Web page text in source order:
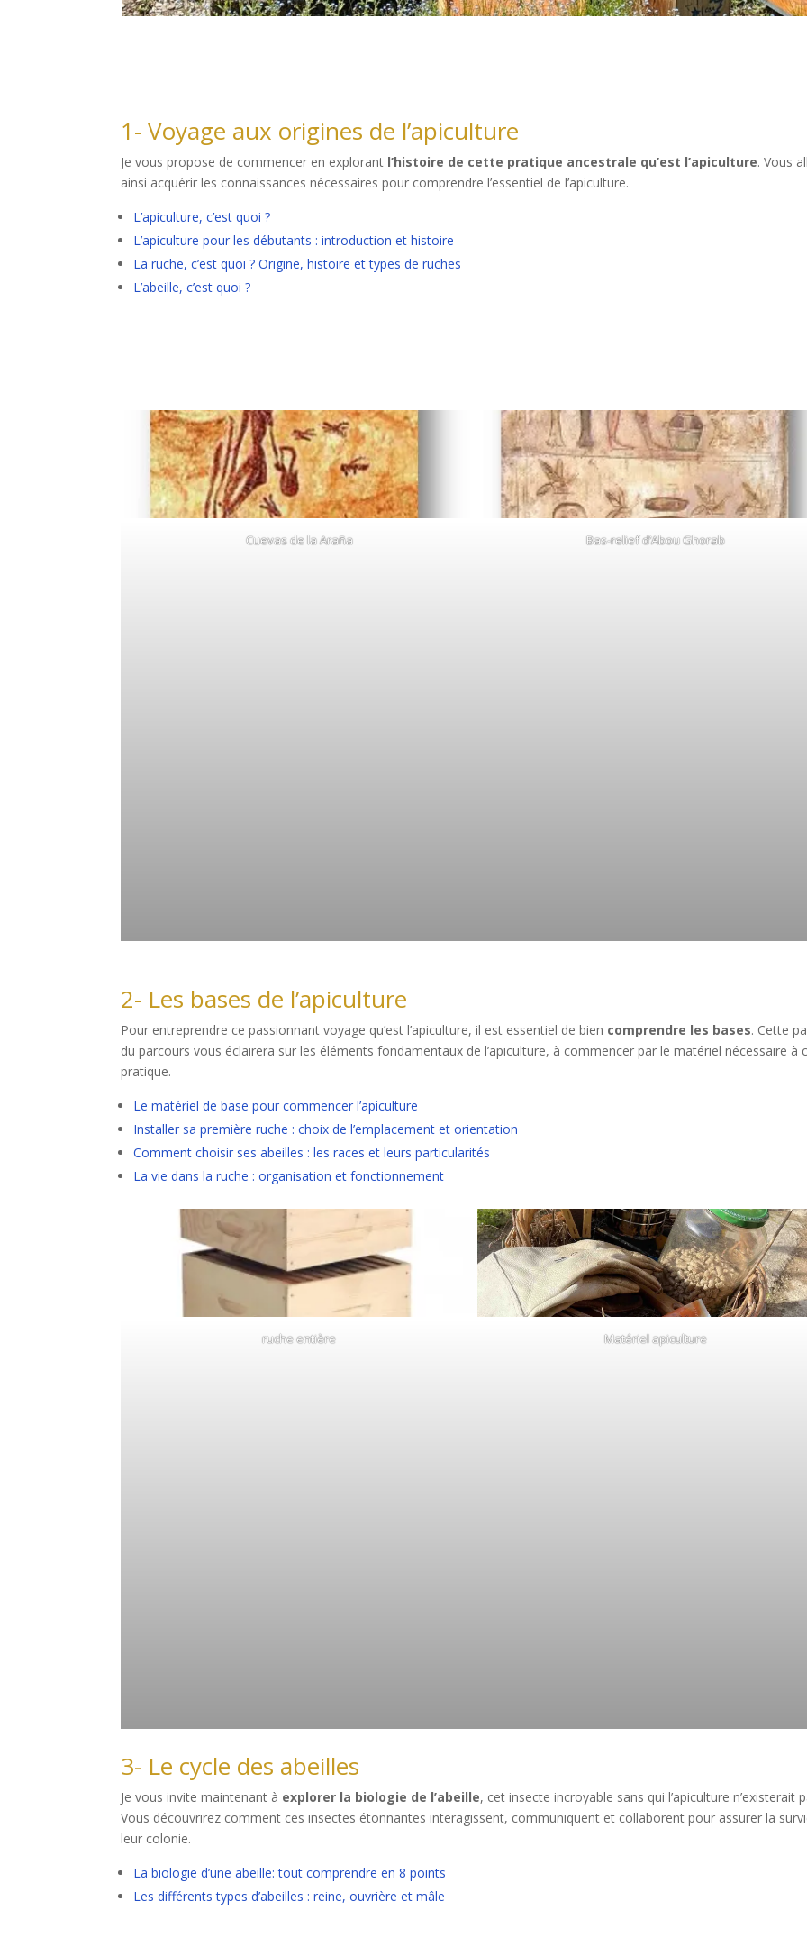
1- Voyage aux origines de l’apiculture
Je vous propose de commencer en explorant l’histoire de cette pratique ancestrale qu’est l’apiculture. Vous
ainsi acquérir les connaissances nécessaires pour comprendre l’essentiel de l’apiculture.
L’apiculture, c’est quoi ?
L’apiculture pour les débutants : introduction et histoire
La ruche, c’est quoi ? Origine, histoire et types de ruches
L’abeille, c’est quoi ?
Cuevas de la Araña Bas-relief d’Abou Ghorab
2- Les bases de l’apiculture
Pour entreprendre ce passionnant voyage qu’est l’apiculture, il est essentiel de bien comprendre les bases. Cette
du parcours vous éclairera sur les éléments fondamentaux de l’apiculture, à commencer par le matériel nécessaire à
pratique.
Le matériel de base pour commencer l’apiculture
Installer sa première ruche : choix de l’emplacement et orientation
Comment choisir ses abeilles : les races et leurs particularités
La vie dans la ruche : organisation et fonctionnement
ruche entière Matériel apiculture
3- Le cycle des abeilles
Je vous invite maintenant à explorer la biologie de l’abeille, cet insecte incroyable sans qui l’apiculture n’existerait
Vous découvrirez comment ces insectes étonnantes interagissent, communiquent et collaborent pour assurer la
leur colonie.
La biologie d’une abeille: tout comprendre en 8 points
Les différents types d’abeilles : reine, ouvrière et mâle